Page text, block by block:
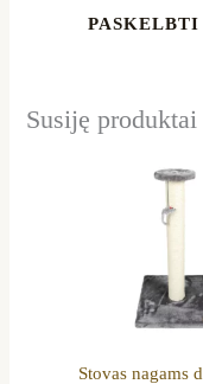
Susiję produktai
Stovas nagams